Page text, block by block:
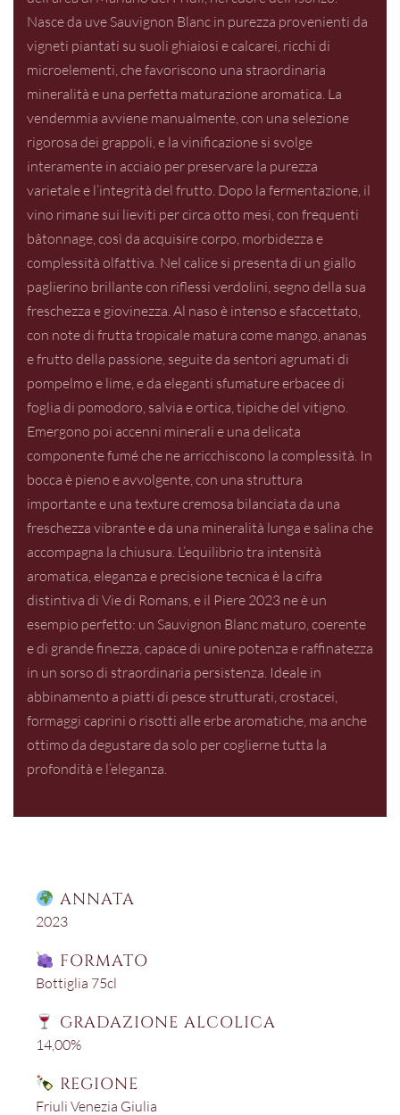
Nasce da uve Sauvignon Blanc in purezza provenienti da
vigneti piantati su suoli ghiaiosi e calcarei, ricchi di
microelementi, che favoriscono una straordinaria
mineralità e una perfetta maturazione aromatica. La
vendemmia avviene manualmente, con una selezione
rigorosa dei grappoli, e la vinificazione si svolge
interamente in acciaio per preservare la purezza
varietale e l’integrità del frutto. Dopo la fermentazione, il
vino rimane sui lieviti per circa otto mesi, con frequenti
bâtonnage, così da acquisire corpo, morbidezza e
complessità olfattiva. Nel calice si presenta di un giallo
paglierino brillante con riflessi verdolini, segno della sua
freschezza e giovinezza. Al naso è intenso e sfaccettato,
con note di frutta tropicale matura come mango, ananas
e frutto della passione, seguite da sentori agrumati di
pompelmo e lime, e da eleganti sfumature erbacee di
foglia di pomodoro, salvia e ortica, tipiche del vitigno.
Emergono poi accenni minerali e una delicata
componente fumé che ne arricchiscono la complessità. In
bocca è pieno e avvolgente, con una struttura
importante e una texture cremosa bilanciata da una
freschezza vibrante e da una mineralità lunga e salina che
accompagna la chiusura. L’equilibrio tra intensità
aromatica, eleganza e precisione tecnica è la cifra
distintiva di Vie di Romans, e il Piere 2023 ne è un
esempio perfetto: un Sauvignon Blanc maturo, coerente
e di grande finezza, capace di unire potenza e raffinatezza
in un sorso di straordinaria persistenza. Ideale in
abbinamento a piatti di pesce strutturati, crostacei,
formaggi caprini o risotti alle erbe aromatiche, ma anche
ottimo da degustare da solo per coglierne tutta la
profondità e l’eleganza.
ANNATA
2023
FORMATO
Bottiglia 75cl
GRADAZIONE ALCOLICA
14,00%
REGIONE
Friuli Venezia Giulia